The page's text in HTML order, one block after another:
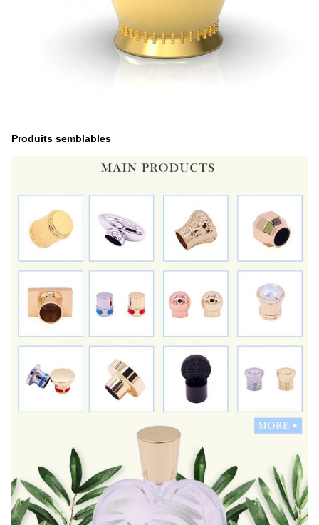
Produits semblables